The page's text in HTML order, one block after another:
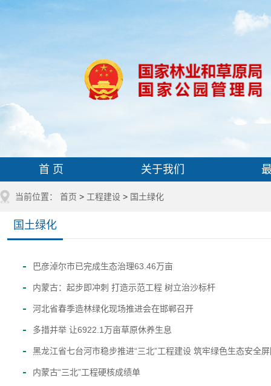
首 页 关于我们
当前位置： 首页 > 工程建设 > 国土绿化
国土绿化
巴彦淖尔市已完成生态治理63.46万亩
内蒙古：起步即冲刺 打造示范工程 树立治沙标杆
河北省春季造林绿化现场推进会在邯郸召开
多措并举 让6922.1万亩草原休养生息
黑龙江省七台河市稳步推进“三北”工程建设 筑牢绿色生态安全
内蒙古“三北”工程硬核成绩单